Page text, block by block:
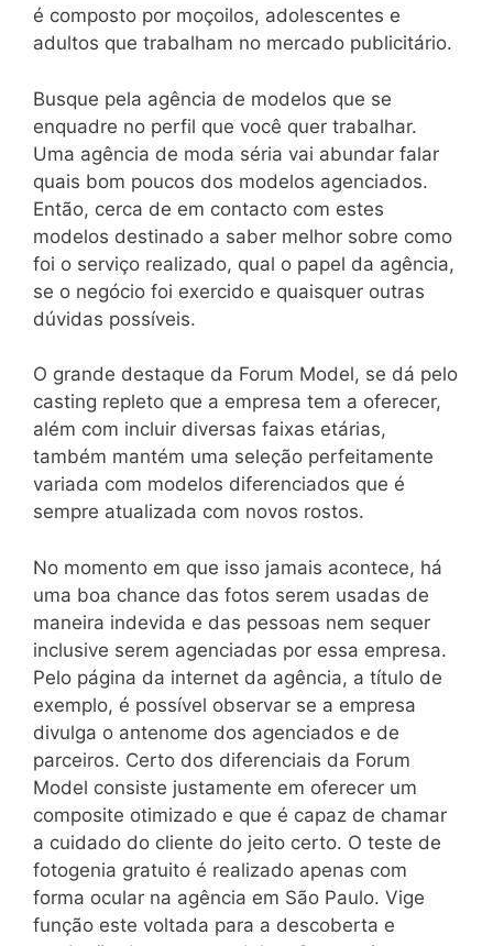
é composto por moçoilos, adolescentes e
adultos que trabalham no mercado publicitário.
Busque pela agência de modelos que se
enquadre no perfil que você quer trabalhar.
Uma agência de moda séria vai abundar falar
quais bom poucos dos modelos agenciados.
Então, cerca de em contacto com estes
modelos destinado a saber melhor sobre como
foi o serviço realizado, qual o papel da agência,
se o negócio foi exercido e quaisquer outras
dúvidas possíveis.
O grande destaque da Forum Model, se dá pelo
casting repleto que a empresa tem a oferecer,
além com incluir diversas faixas etárias,
também mantém uma seleção perfeitamente
variada com modelos diferenciados que é
sempre atualizada com novos rostos.
No momento em que isso jamais acontece, há
uma boa chance das fotos serem usadas de
maneira indevida e das pessoas nem sequer
inclusive serem agenciadas por essa empresa.
Pelo página da internet da agência, a título de
exemplo, é possível observar se a empresa
divulga o antenome dos agenciados e de
parceiros. Certo dos diferenciais da Forum
Model consiste justamente em oferecer um
composite otimizado e que é capaz de chamar
a cuidado do cliente do jeito certo. O teste de
fotogenia gratuito é realizado apenas com
forma ocular na agência em São Paulo. Vige
função este voltada para a descoberta e